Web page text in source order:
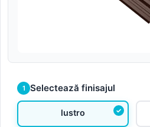
1 Selectează finisajul
lustro